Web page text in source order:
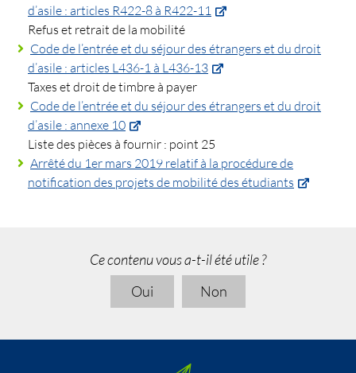
d’asile : articles R422-8 à R422-11
Refus et retrait de la mobilité
Code de l’entrée et du séjour des étrangers et du droit
d’asile : articles L436-1 à L436-13
Taxes et droit de timbre à payer
Code de l’entrée et du séjour des étrangers et du droit
d’asile : annexe 10
Liste des pièces à fournir : point 25
Arrêté du 1er mars 2019 relatif à la procédure de
notification des projets de mobilité des étudiants
Ce contenu vous a-t-il été utile ?
Oui
Non